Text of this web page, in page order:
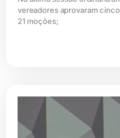
vereadores aprovaram
21 moções;